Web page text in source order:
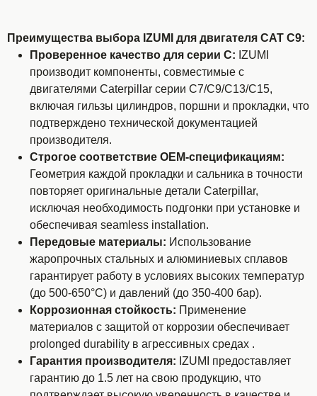
Преимущества выбора IZUMI для двигателя CAT C9:
Проверенное качество для серии C: IZUMI
производит компоненты, совместимые с
двигателями Caterpillar серии C7/C9/C13/C15,
включая гильзы цилиндров, поршни и прокладки, что
подтверждено технической документацией
производителя.
Строгое соответствие OEM-спецификациям:
Геометрия каждой прокладки и сальника в точности
повторяет оригинальные детали Caterpillar,
исключая необходимость подгонки при установке и
обеспечивая seamless installation.
Передовые материалы: Использование
жаропрочных стальных и алюминиевых сплавов
гарантирует работу в условиях высоких температур
(до 500-650°C) и давлений (до 350-400 бар).
Коррозионная стойкость: Применение
материалов с защитой от коррозии обеспечивает
prolonged durability в агрессивных средах .
Гарантия производителя: IZUMI предоставляет
гарантию до 1.5 лет на свою продукцию, что